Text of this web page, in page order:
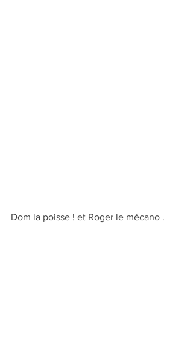
Dom la poisse ! et Roger le mécano .